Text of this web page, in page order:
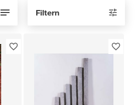
Filtern